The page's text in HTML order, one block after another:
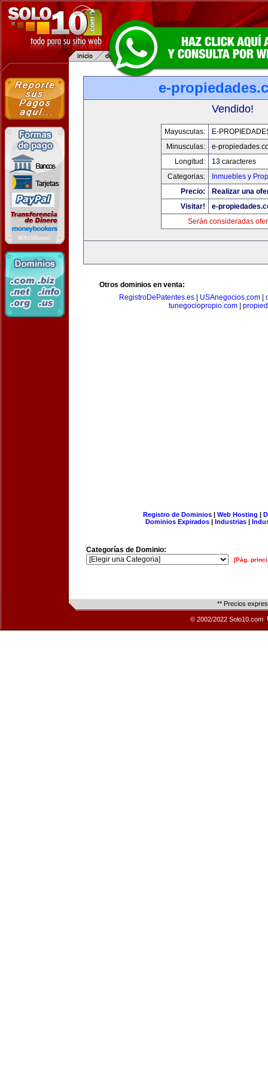
e-
Vendido!
Mayusculas:
E-
Minusculas:
e-
Longitud:
13 caracteres
Categorias:
Inmuebles y
Precio:
Realizar una
Visitar!
e-
Serán consideradas
Otros dominios en venta:
RegistroDePatentes.es
USAnegocios.com
tunegociopropio.com|
Registro de Dominios| Web Hosting |
Dominios Expirados | Industrias |
Categorías de Dominio:
[Pág.
** Precios
© 2002/2022 Solo10.com